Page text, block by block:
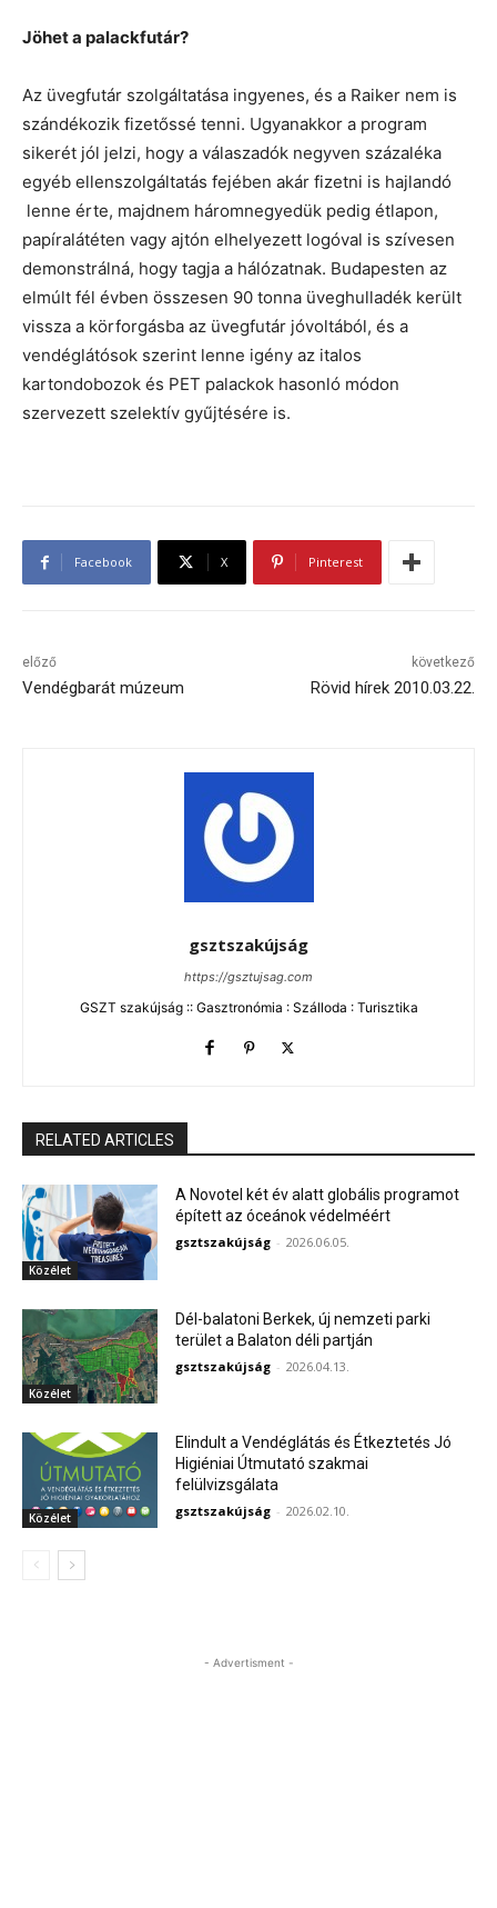
Jöhet a palackfutár?
Az üvegfutár szolgáltatása ingyenes, és a Raiker nem is
szándékozik fizetőssé tenni. Ugyanakkor a program
sikerét jól jelzi, hogy a válaszadók negyven százaléka
egyéb ellenszolgáltatás fejében akár fizetni is hajlandó
lenne érte, majdnem háromnegyedük pedig étlapon,
papíralátéten vagy ajtón elhelyezett logóval is szívesen
demonstrálná, hogy tagja a hálózatnak. Budapesten az
elmúlt fél évben összesen 90 tonna üveghulladék került
vissza a körforgásba az üvegfutár jóvoltából, és a
vendéglátósok szerint lenne igény az italos
kartondobozok és PET palackok hasonló módon
szervezett szelektív gyűjtésére is.
Facebook X Pinterest
előző
Vendégbarát múzeum
következő
Rövid hírek 2010.03.22.
gsztszakújság
https://gsztujsag.com
GSZT szakújság :: Gasztronómia : Szálloda : Turisztika
RELATED ARTICLES
Közélet
A Novotel két év alatt globális programot
épített az óceánok védelméért
gsztszakújság - 2026.06.05.
Közélet
Dél-balatoni Berkek, új nemzeti parki
terület a Balaton déli partján
gsztszakújság - 2026.04.13.
Közélet
Elindult a Vendéglátás és Étkeztetés Jó
Higiéniai Útmutató szakmai
felülvizsgálata
gsztszakújság - 2026.02.10.
- Advertisment -